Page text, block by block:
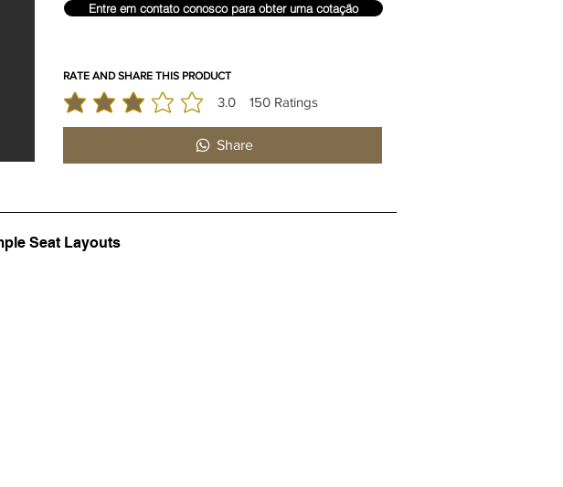
Entre em contato conosco para obter uma cotação
RATE AND SHARE THIS PRODUCT
3.0 150 Ratings
classificação média é 3 de 5, com base em 150 votos, Ratings
Share
Seat Layouts